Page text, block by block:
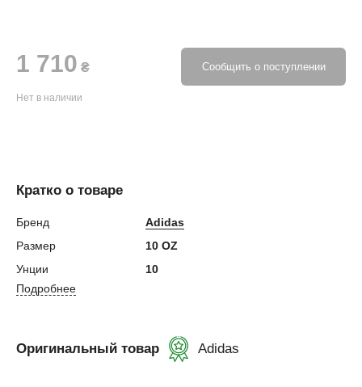
1 710 ₴
Нет в наличии
Сообщить о поступлении
Кратко о товаре
Бренд
Adidas
Размер
10 OZ
Унции
10
Подробнее
Оригинальный товар Adidas